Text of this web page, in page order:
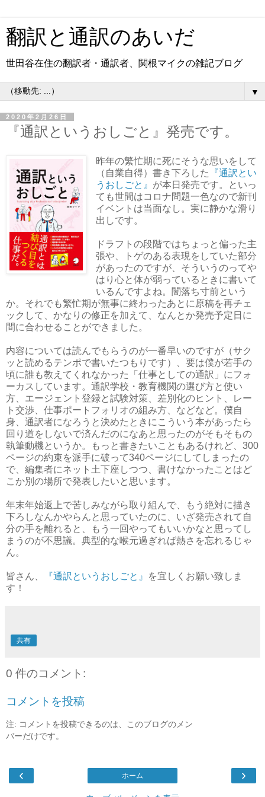
翻訳と通訳のあいだ
世田谷在住の翻訳者・通訳者、関根マイクの雑記ブログ
▼
2020年2月26日
『通訳というおしごと』発売です。
昨年の繁忙期に死にそうな思いをして
（自業自得）書き下ろした
『通訳とい
うおしごと』 が本日発売です。といっ
ても世間はコロナ問題一色なので新刊
イベントは当面なし。実に静かな滑り
出しです。
ドラフトの段階ではちょっと偏った主
張や、トゲのある表現をしていた部分
があったのですが、そういうのってや
はり心と体が弱っているときに書いて
いるんですよね。闇落ち寸前という
か。それでも繁忙期が無事に終わったあとに原稿を再チェ
ックして、かなりの修正を加えて、なんとか発売予定日に
間に合わせることができました。
内容については読んでもらうのが一番早いのですが（サク
ッと読めるテンポで書いたつもりです）、要は僕が若手の
頃に誰も教えてくれなかった「仕事としての通訳」にフォ
ーカスしています。通訳学校・教育機関の選び方と使い
方、エージェント登録と試験対策、差別化のヒント、レー
ト交渉、仕事ポートフォリオの組み方、などなど。僕自
身、通訳者になろうと決めたときにこういう本があったら
回り道をしないで済んだのになあと思ったのがそもそもの
執筆動機というか。もっと書きたいこともあるけれど、300
ページの約束を派手に破って340ページにしてしまったの
で、編集者にネット土下座しつつ、書けなかったことはど
こか別の場所で発表したいと思います。
年末年始返上で苦しみながら取り組んで、もう絶対に描き
下ろしなんかやらんと思っていたのに、いざ発売されて自
分の手を離れると、もう一回やってもいいかなと思ってし
まうのが不思議。典型的な喉元過ぎれば熱さを忘れるじゃ
ん。
皆さん、 『通訳というおしごと』
を宜しくお願い致しま
す！
共有
0 件のコメント:
コメントを投稿
注: コメントを投稿できるのは、このブログのメン
バーだけです。
‹ ›
ホーム